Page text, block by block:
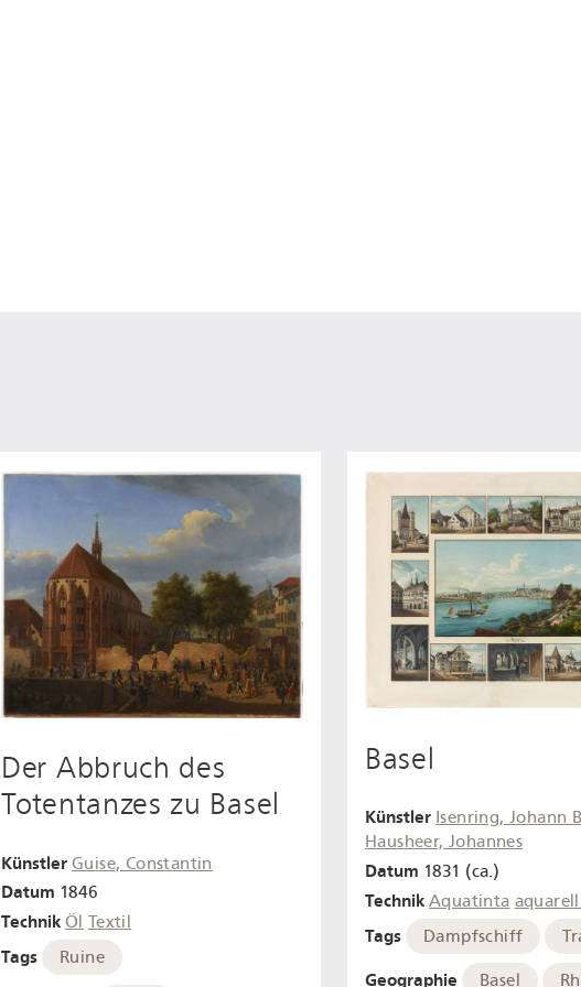
Der Abbruch des
Totentanzes zu Basel
Künstler Guise, Constantin
Datum 1846
Technik Öl Textil
Tags Ruine
Basel
Künstler Isenring, Johann
Hausheer, Johannes
Datum 1831 (ca.)
Technik Aquatinta
Tags Dampfschiff
Geographie Basel